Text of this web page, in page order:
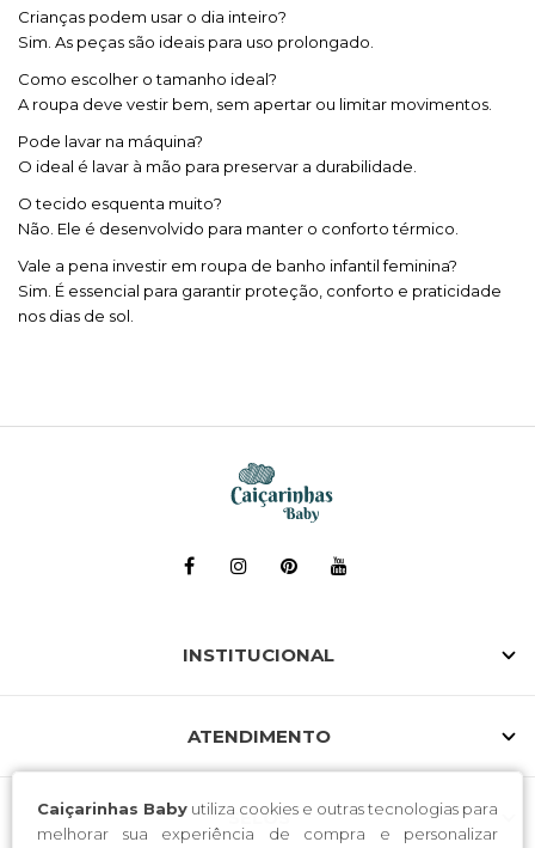
Caiçarinhas Baby utiliza cookies e outras tecnologias para
melhorar sua experiência de compra e personalizar
Crianças podem usar o dia inteiro?
Sim. As peças são ideais para uso prolongado.
Como escolher o tamanho ideal?
A roupa deve vestir bem, sem apertar ou limitar movimentos.
Pode lavar na máquina?
O ideal é lavar à mão para preservar a durabilidade.
O tecido esquenta muito?
Não. Ele é desenvolvido para manter o conforto térmico.
Vale a pena investir em roupa de banho infantil feminina?
Sim. É essencial para garantir proteção, conforto e praticidade
nos dias de sol.
INSTITUCIONAL
ATENDIMENTO
SELOS